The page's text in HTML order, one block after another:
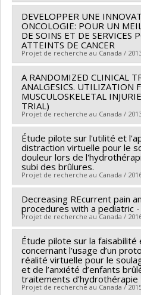
Kaczorowski,Isabelle Brault
Sources de financement :
et des Services sociaux
Programmes de subvention :
DEVELOPPER UNE
ONCOLOGIE: POUR UN
DE SOINS ET DE SERVICES
ATTEINTS DE CANCER
Projet de recherche au Canada /
Chercheur principal : Hélène
Co-chercheurs : Damien
May,Caroline Larue
Francine Girard,Christian
Kaczorowski ,Isabelle Brault
Sources de financement :
en santé du Canada
Programmes de subvention :
Partenariats pour
A RANDOMIZED CLINICAL
ANALGESICS. UTILIZATION
MUSCULOSKELETAL
TRIAL)
Projet de recherche au Canada /
Chercheur principal : Sylvie
Co-chercheurs : Stefan
Mâsse, Patrick Mcgrath
Amy Plint,Gina Neto
Sources de financement :
en santé du Canada
Programmes de subvention :
Subvention de
subventions de
(général)
Étude pilote sur l'utilité et
distraction virtuelle pour le
douleur lors de
subi des brûlures.
Projet de recherche au Canada /
Chercheur principal : Sylvie
Sources de financement :
Programmes de subvention :
Decreasing REcurrent pain
procedures with a pediatric -
Projet de recherche au Canada /
Chercheur principal : Sylvie
Co-chercheurs : Johanne
Labbé,Sylvie Charette,
Tsimicalis
Étude pilote sur la faisabilité
concernant l’usage d’un
réalité virtuelle pour le
et de l’anxiété d’enfants
traitements d’hydrothérapie
Projet de recherche au Canada /